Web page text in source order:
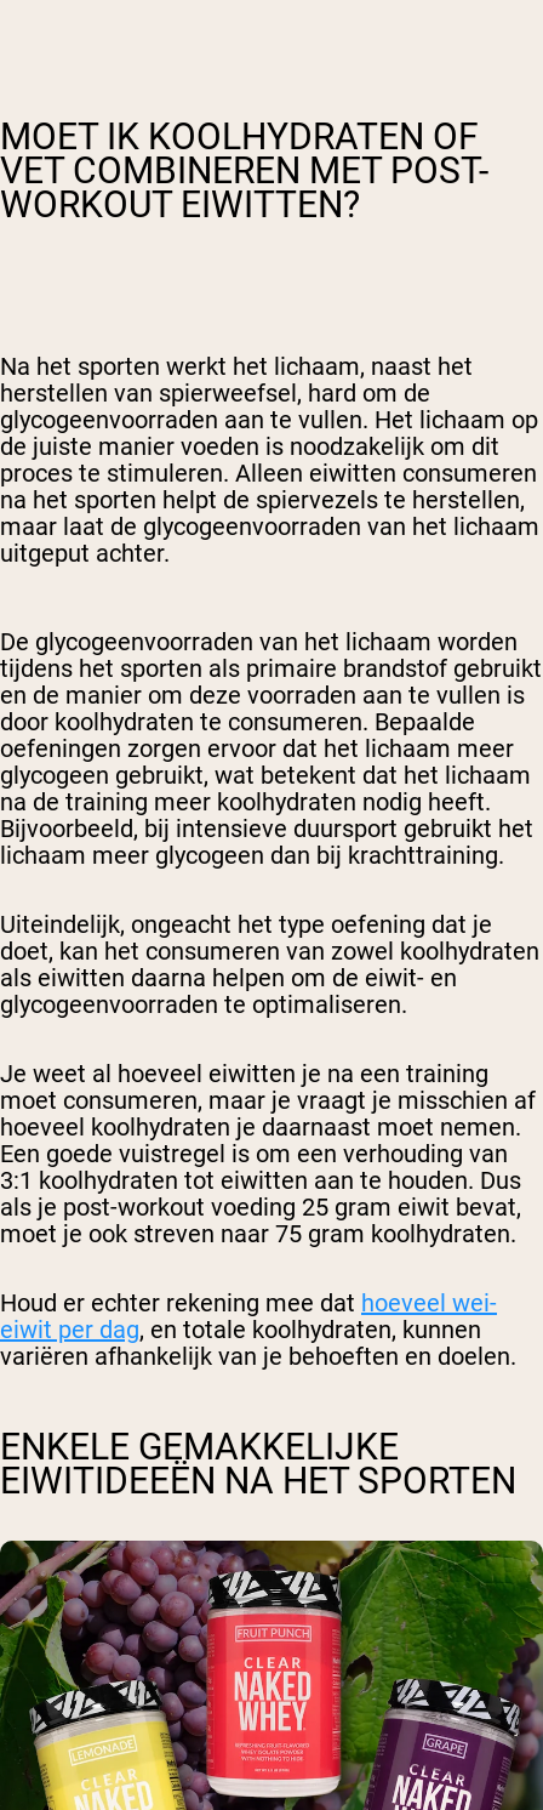
MOET IK KOOLHYDRATEN OF
VET COMBINEREN MET POST-
WORKOUT EIWITTEN?
Na het sporten werkt het lichaam, naast het
herstellen van spierweefsel, hard om de
glycogeenvoorraden aan te vullen. Het lichaam op
de juiste manier voeden is noodzakelijk om dit
proces te stimuleren. Alleen eiwitten consumeren
na het sporten helpt de spiervezels te herstellen,
maar laat de glycogeenvoorraden van het lichaam
uitgeput achter.
De glycogeenvoorraden van het lichaam worden
tijdens het sporten als primaire brandstof gebruikt
en de manier om deze voorraden aan te vullen is
door koolhydraten te consumeren. Bepaalde
oefeningen zorgen ervoor dat het lichaam meer
glycogeen gebruikt, wat betekent dat het lichaam
na de training meer koolhydraten nodig heeft.
Bijvoorbeeld, bij intensieve duursport gebruikt het
lichaam meer glycogeen dan bij krachttraining.
Uiteindelijk, ongeacht het type oefening dat je
doet, kan het consumeren van zowel koolhydraten
als eiwitten daarna helpen om de eiwit- en
glycogeenvoorraden te optimaliseren.
Je weet al hoeveel eiwitten je na een training
moet consumeren, maar je vraagt je misschien af
hoeveel koolhydraten je daarnaast moet nemen.
Een goede vuistregel is om een verhouding van
3:1 koolhydraten tot eiwitten aan te houden. Dus
als je post-workout voeding 25 gram eiwit bevat,
moet je ook streven naar 75 gram koolhydraten.
Houd er echter rekening mee dat hoeveel wei-
eiwit per dag, en totale koolhydraten, kunnen
variëren afhankelijk van je behoeften en doelen.
ENKELE GEMAKKELIJKE
EIWITIDEEËN NA HET SPORTEN